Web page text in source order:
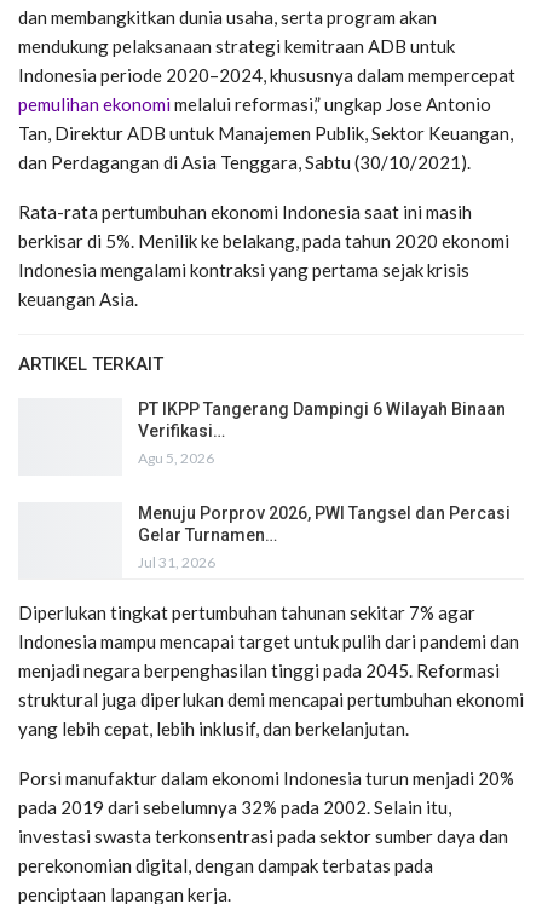
dan membangkitkan dunia usaha, serta program akan
mendukung pelaksanaan strategi kemitraan ADB untuk
Indonesia periode 2020–2024, khususnya dalam mempercepat
pemulihan ekonomimelalui reformasi,” ungkap Jose Antonio
Tan, Direktur ADB untuk Manajemen Publik, Sektor Keuangan,
dan Perdagangan di Asia Tenggara, Sabtu (30/10/2021).
Rata-rata pertumbuhan ekonomi Indonesia saat ini masih
berkisar di 5%. Menilik ke belakang, pada tahun 2020 ekonomi
Indonesia mengalami kontraksi yang pertama sejak krisis
keuangan Asia.
ARTIKEL TERKAIT
PT IKPP Tangerang Dampingi 6 Wilayah Binaan
Verifikasi…
Agu 5, 2026
Menuju Porprov 2026, PWI Tangsel dan Percasi
Gelar Turnamen…
Jul 31, 2026
Diperlukan tingkat pertumbuhan tahunan sekitar 7% agar
Indonesia mampu mencapai target untuk pulih dari pandemi dan
menjadi negara berpenghasilan tinggi pada 2045. Reformasi
struktural juga diperlukan demi mencapai pertumbuhan ekonomi
yang lebih cepat, lebih inklusif, dan berkelanjutan.
Porsi manufaktur dalam ekonomi Indonesia turun menjadi 20%
pada 2019 dari sebelumnya 32% pada 2002. Selain itu,
investasi swasta terkonsentrasi pada sektor sumber daya dan
perekonomian digital, dengan dampak terbatas pada
penciptaan lapangan kerja.